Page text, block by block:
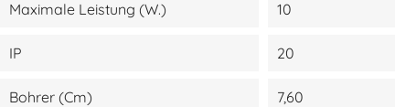
Maximale Leistung (W.) 10
IP 20
Bohrer (cm) 7,60